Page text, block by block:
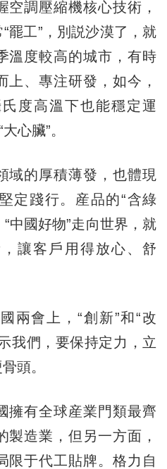
調壓縮機核心技術，
罷工”，別説沙漠了，就
溫度較高的城市，有時
上、專注研發，如今，
度高溫下也能穩定運
心臟”。
的厚積薄發，也體現
定踐行。産品的“含綠
“中國好物”走向世界，就
讓客戶用得放心、舒
會上，“創新”和“改
我們，要保持定力，立
頭。
有全球産業門類最齊
製造業，但另一方面，
限于代工貼牌。格力自